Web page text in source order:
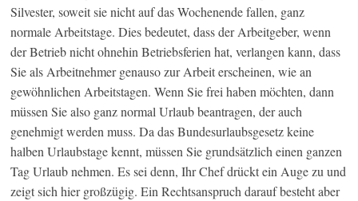
Silvester, soweit sie nicht auf das Wochenende fallen, ganz
normale Arbeitstage. Dies bedeutet, dass der Arbeitgeber, wenn
der Betrieb nicht ohnehin Betriebsferien hat, verlangen kann, dass
Sie als Arbeitnehmer genauso zur Arbeit erscheinen, wie an
gewöhnlichen Arbeitstagen. Wenn Sie frei haben möchten, dann
müssen Sie also ganz normal Urlaub beantragen, der auch
genehmigt werden muss. Da das Bundesurlaubsgesetz keine
halben Urlaubstage kennt, müssen Sie grundsätzlich einen ganzen
Tag Urlaub nehmen. Es sei denn, Ihr Chef drückt ein Auge zu und
zeigt sich hier großzügig. Ein Rechtsanspruch darauf besteht aber